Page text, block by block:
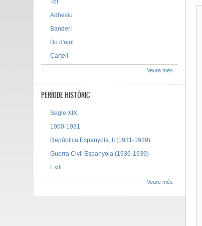
Tot
Adhesiu
Banderí
Bo d'ajut
Cartell
Veure més
PERÍODE HISTÒRIC
Segle XIX
1900-1931
República Espanyola, II (1931-1939)
Guerra Civil Espanyola (1936-1939)
Exili
Veure més